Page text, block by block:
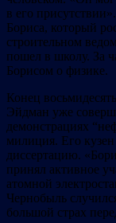
в его
Бориса, который
строительном
пошел в школу. За
Борисом о физике.
Конец
Эйдман уже
демонстрациях
милиция. Его
диссертацию.
принял активное
атомной
Чернобыль
большой страх